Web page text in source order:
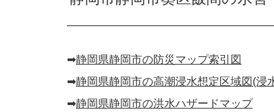
➡︎静岡県静岡市の防災マップ索引図
➡︎静岡県静岡市の高潮浸水想定区域図(浸
➡︎静岡県静岡市の洪水ハザードマップ